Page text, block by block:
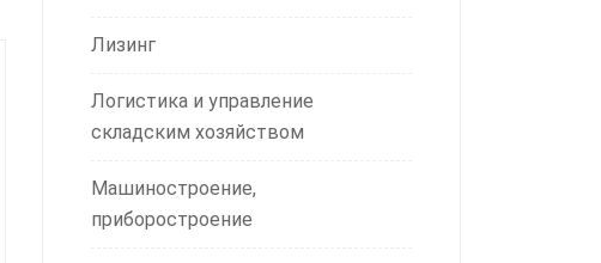
Лизинг
Логистика и управление
складским хозяйством
Машиностроение,
приборостроение